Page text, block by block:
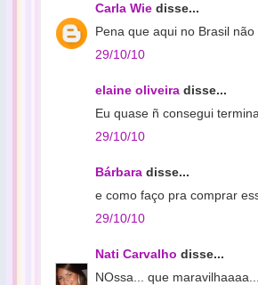
Carla Wie disse...
Pena que aqui no Brasil
29/10/10
elaine oliveira disse...
Eu quase ñ consegui
29/10/10
Bárbara disse...
e como faço pra comprar
29/10/10
Nati Carvalho disse...
NOssa... que maravilhaaaa...